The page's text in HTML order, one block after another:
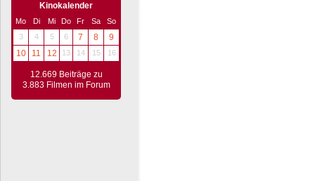
Kinokalender
Mo Di Mi Do Fr Sa
So
3
4 5 6 7 8
9
10
11 12 13 14 15 16
12.669 Beiträge zu
3.883 Filmen im Forum